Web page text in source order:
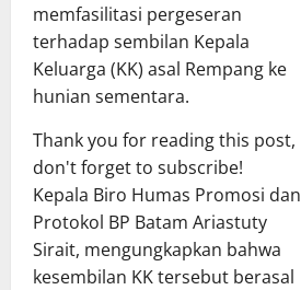
memfasilitasi pergeseran
terhadap sembilan Kepala
Keluarga (KK) asal Rempang ke
hunian sementara.
Thank you for reading this post,
don't forget to subscribe!
Kepala Biro Humas Promosi dan
Protokol BP Batam Ariastuty
Sirait, mengungkapkan bahwa
kesembilan KK tersebut berasal